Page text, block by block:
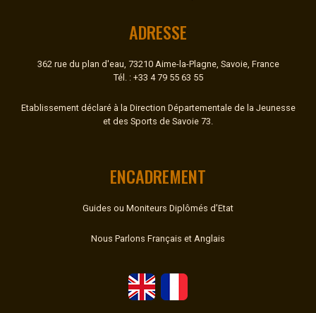
ADRESSE
362 rue du plan d'eau, 73210 Aime-la-Plagne, Savoie, France
Tél. : +33 4 79 55 63 55
Etablissement déclaré à la Direction Départementale de la Jeunesse
et des Sports de Savoie 73.
ENCADREMENT
Guides ou Moniteurs Diplômés d’Etat
Nous Parlons Français et Anglais